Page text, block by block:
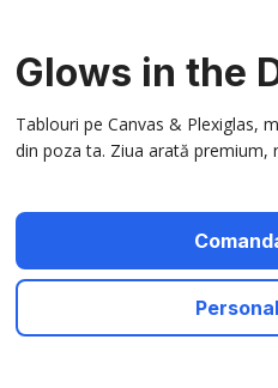
Glows in the
Tablouri pe Canvas & Plexiglas,
din poza ta. Ziua arată premium,